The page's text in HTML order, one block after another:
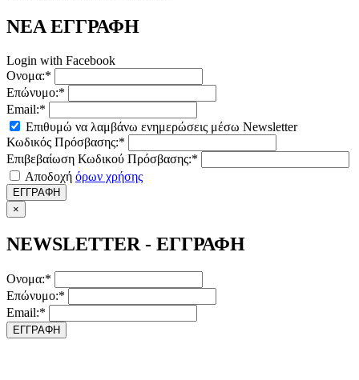
ΝΕΑ ΕΓΓΡΑΦΗ
Login with Facebook
Ονομα:*
Επώνυμο:*
Email:*
Επιθυμώ να λαμβάνω ενημερώσεις μέσω Newsletter
Κωδικός Πρόσβασης:*
Επιβεβαίωση Κωδικού Πρόσβασης:*
Αποδοχή όρων χρήσης
ΕΓΓΡΑΦΗ
×
NEWSLETTER - ΕΓΓΡΑΦΗ
Ονομα:*
Επώνυμο:*
Email:*
ΕΓΓΡΑΦΗ